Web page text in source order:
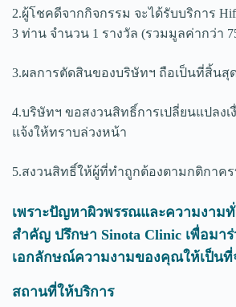
2.ผู้โชคดีจากกิจกรรม จะได้รับบริการ
3 ท่าน จำนวน 1 รางวัล (รวมมูลค่ากว่า
3.ผลการตัดสินของบริษัทฯ ถือเป็นที่สิ้นสุ
4.บริษัทฯ ขอสงวนสิทธิ์การเปลี่ยนแปลงเ
แจ้งให้ทราบล่วงหน้า
5.สงวนสิทธิ์ให้ผู้ที่ทำถูกต้องตามกติกาค
เพราะปัญหาผิวพรรณและความงามทั่
สำคัญ ปรึกษา Sinota Clinic เพื่อมา
เอกลักษณ์ความงามของคุณให้เป็นที่
สถานที่ให้บริการ